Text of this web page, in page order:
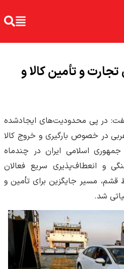
و تأمین کالا و
در پی محدودیت‌های ایجادشده
در خصوص بارگیری و خروج کالا
اسلامی ایران در چندماه
و انعطاف‌پذیری سریع فعالان
مسیر جایگزین برای تأمین و
شد.